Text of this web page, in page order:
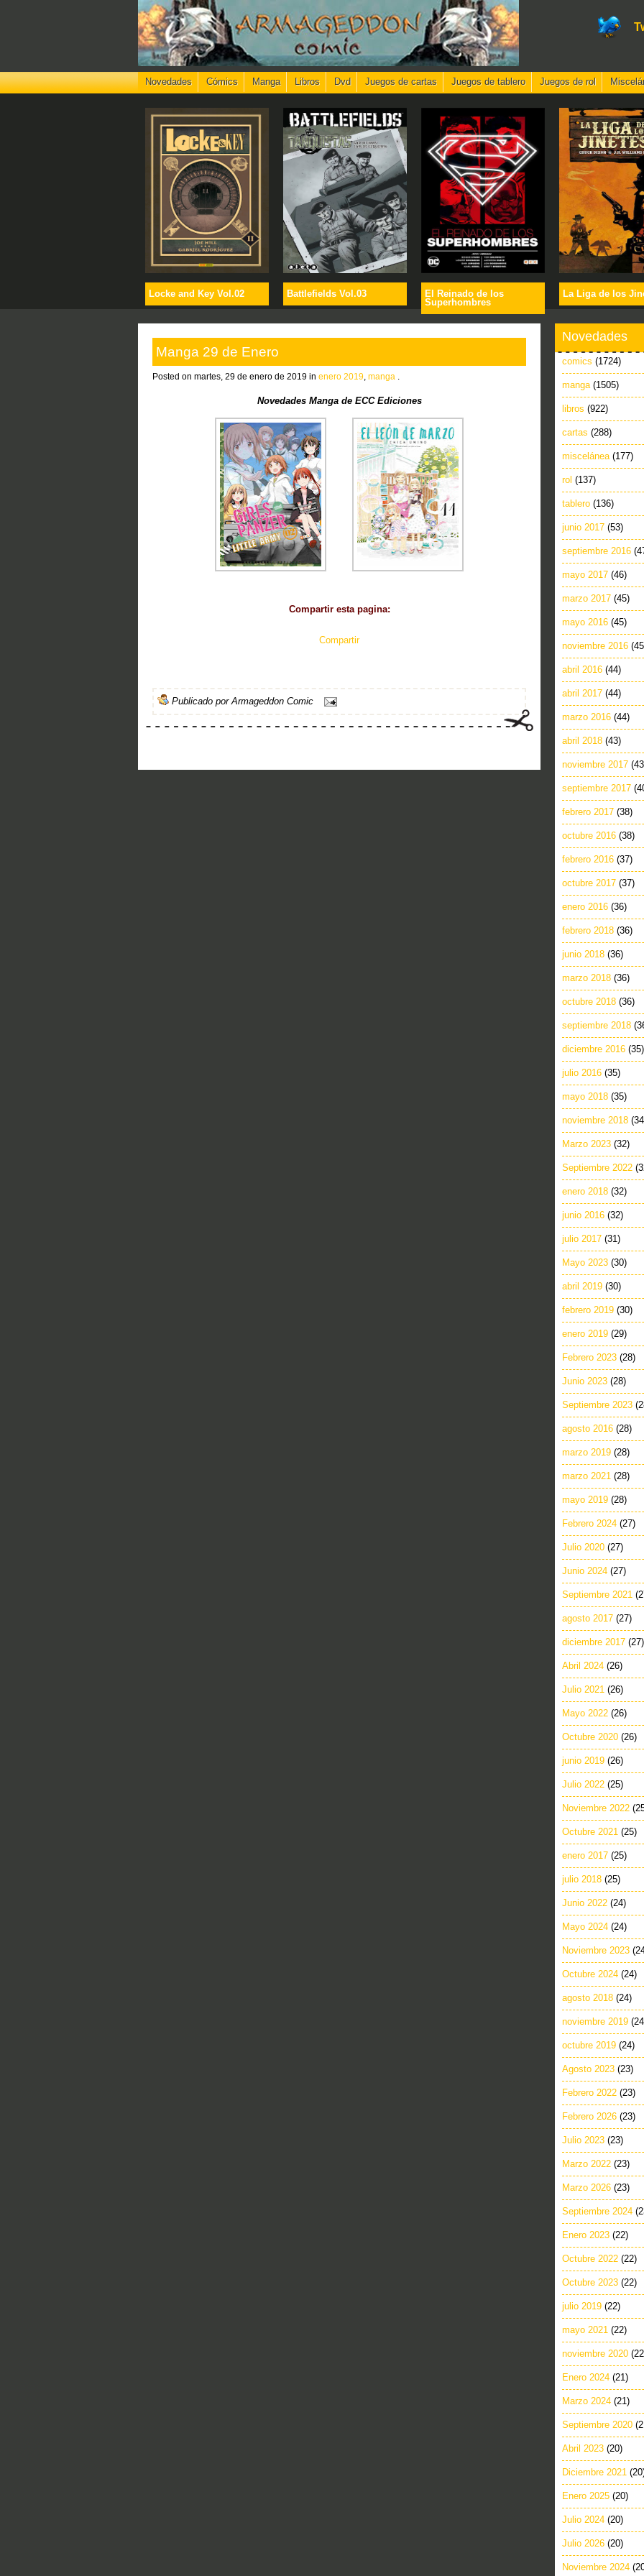
Novedades Cómics Manga Libros Dvd Juegos de cartas Juegos de tablero Juegos de rol
Locke and Key Vol.02 Battlefields Vol.03
El Reinado de los
Superhombres
La Liga de los
Manga 29 de Enero
Posted on martes, 29 de enero de 2019 in enero 2019 manga
Novedades Manga de ECC Ediciones
Compartir esta pagina:
Compartir
Publicado porArmageddon Comic
Novedades
comics (1724)
manga (1505)
libros (922)
cartas (288)
miscelánea (177)
rol (137)
tablero (136)
junio 2017 (53)
septiembre 2016
mayo 2017 (46)
marzo 2017 (45)
mayo 2016 (45)
noviembre 2016
abril 2016 (44)
abril 2017 (44)
marzo 2016 (44)
abril 2018 (43)
noviembre 2017
septiembre 2017
febrero 2017 (38)
octubre 2016 (38)
febrero 2016 (37)
octubre 2017 (37)
enero 2016 (36)
febrero 2018 (36)
junio 2018 (36)
marzo 2018 (36)
octubre 2018 (36)
septiembre 2018
diciembre 2016 (35)
julio 2016 (35)
mayo 2018 (35)
noviembre 2018
Marzo 2023 (32)
Septiembre 2022
enero 2018 (32)
junio 2016 (32)
julio 2017 (31)
Mayo 2023 (30)
abril 2019 (30)
febrero 2019 (30)
enero 2019 (29)
Febrero 2023 (28)
Junio 2023 (28)
Septiembre 2023
agosto 2016 (28)
marzo 2019 (28)
marzo 2021 (28)
mayo 2019 (28)
Febrero 2024 (27)
Julio 2020 (27)
Junio 2024 (27)
Septiembre 2021
agosto 2017 (27)
diciembre 2017 (27)
Abril 2024 (26)
Julio 2021 (26)
Mayo 2022 (26)
Octubre 2020 (26)
junio 2019 (26)
Julio 2022 (25)
Noviembre 2022
Octubre 2021 (25)
enero 2017 (25)
julio 2018 (25)
Junio 2022 (24)
Mayo 2024 (24)
Noviembre 2023
Octubre 2024 (24)
agosto 2018 (24)
noviembre 2019
octubre 2019 (24)
Agosto 2023 (23)
Febrero 2022 (23)
Febrero 2026 (23)
Julio 2023 (23)
Marzo 2022 (23)
Marzo 2026 (23)
Septiembre 2024
Enero 2023 (22)
Octubre 2022 (22)
Octubre 2023 (22)
julio 2019 (22)
mayo 2021 (22)
noviembre 2020
Enero 2024 (21)
Marzo 2024 (21)
Septiembre 2020
Abril 2023 (20)
Diciembre 2021
Enero 2025 (20)
Julio 2024 (20)
Julio 2026 (20)
Noviembre 2024